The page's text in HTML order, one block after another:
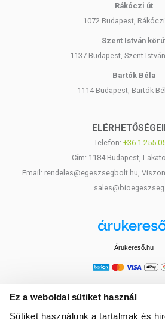
Ez a weboldal sütiket használ
Sütiket használunk a tartalmak és
Rákóczi út
1072 Budapest, Rákóczi
Szent István
1137 Budapest, Szent
Bartók Béla
1114 Budapest, Bartók
Telefon: +36-1-255-
Cím: 1184 Budapest,
Email: rendeles@egeszsegbolt.hu,
Árukereső.hu